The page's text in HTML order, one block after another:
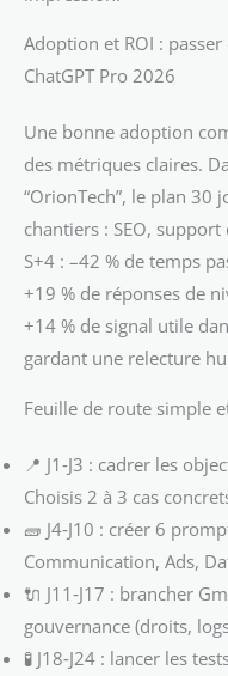
Adoption et ROI :
ChatGPT Pro 2026
Une bonne adoption
des métriques claires.
“OrionTech”, le plan 30
chantiers : SEO,
S+4 : –42 % de temps
+19 % de réponses de
+14 % de signal utile
gardant une relecture
Feuille de route simple
📍 J1‑J3 : cadrer les
Choisis 2 à 3 cas
🧱 J4‑J10 : créer 6
Communication, Ads,
🔌 J11‑J17 : brancher
gouvernance (droits,
🧪 J18‑J24 : lancer les